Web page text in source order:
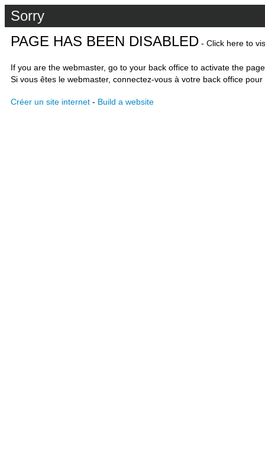
Sorry
PAGE HAS BEEN DISABLED - Click here to
If you are the webmaster, go to your back office to activate the
Si vous êtes le webmaster, connectez-vous à votre back office
Créer un site internet - Build a website